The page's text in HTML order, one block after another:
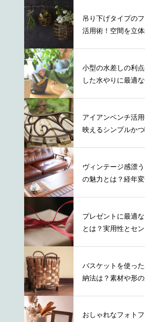
吊り下げタイプの
活用術！空間を立
小型の水差しの利
した水やりに最適
アイアンベンチ活
映えるシンプルか
ヴィンテージ感漂
の魅力とは？経年
プレゼントに最適
とは？実用性とセ
バスケットを使っ
納法は？素材や形
おしゃれなフォト